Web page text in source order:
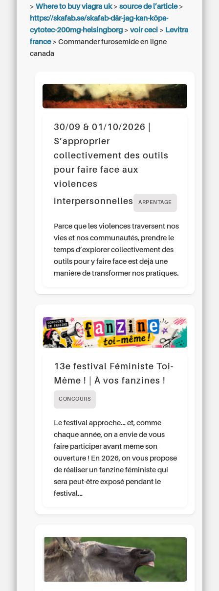
>Where to buy viagra uk>source de l’article>
https://skafab.se/skafab-där-jag-kan-köpa-
cytotec-200mg-helsingborg >voir ceci > Levitra
france>Commander furosemide en ligne
canada
30/09 & 01/10/2026 |
S’approprier
collectivement des outils
pour faire face aux
violences
interpersonnelles
ARPENTAGE
Parce que les violences traversent nos
vies et nos communautés, prendre le
temps d’explorer collectivement des
outils pour y faire face est déjà une
manière de transformer nos pratiques.
13e festival Féministe Toi-
Même ! | À vos fanzines !
CONCOURS
Le festival approche… et, comme
chaque année, on a envie de vous
faire participer avant même son
ouverture ! En 2026, on vous propose
de réaliser un fanzine féministe qui
sera peut-être exposé pendant le
festival…